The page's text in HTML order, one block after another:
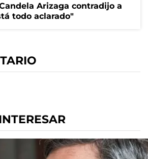
Arizaga contradijo a
todo aclarado"